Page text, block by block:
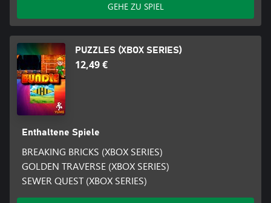
GEHE ZU SPIEL
PUZZLES (XBOX SERIES)
12,49 €
Enthaltene Spiele
BREAKING BRICKS (XBOX SERIES)
GOLDEN TRAVERSE (XBOX SERIES)
SEWER QUEST (XBOX SERIES)